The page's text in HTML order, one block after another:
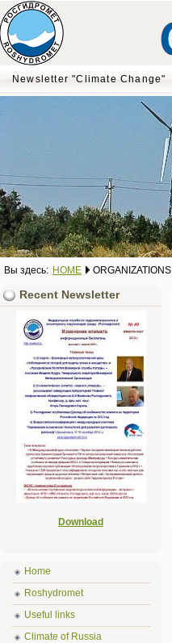
Newsletter "Climate Change"
Вы здесь: HOME ORGANIZATIONS
Recent Newsletter
Download
Home
Roshydromet
Useful links
Climate of Russia